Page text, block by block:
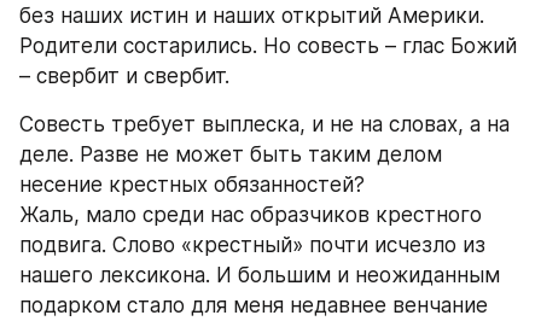
без наших истин и наших открытий Америки.
Родители состарились. Но совесть – глас Божий
– свербит и свербит.
Совесть требует выплеска, и не на словах, а на
деле. Разве не может быть таким делом
несение крестных обязанностей?
Жаль, мало среди нас образчиков крестного
подвига. Слово «крестный» почти исчезло из
нашего лексикона. И большим и неожиданным
подарком стало для меня недавнее венчание